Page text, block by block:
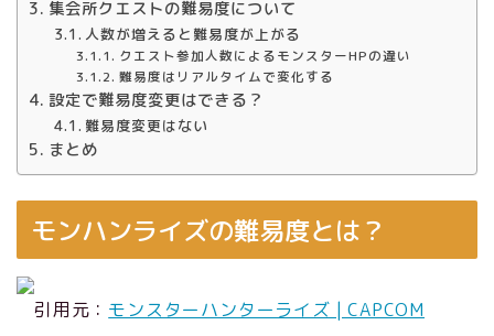
集会所クエストの難易度について
人数が増えると難易度が上がる
クエスト参加人数によるモンスターHPの違い
難易度はリアルタイムで変化する
設定で難易度変更はできる？
難易度変更はない
まとめ
モンハンライズの難易度とは？
引用元： モンスターハンターライズ | CAPCOM